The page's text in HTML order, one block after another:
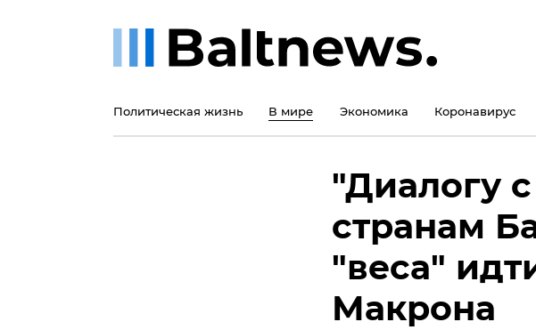
Политическая жизнь В мире Экономика Коронавирус
"Диалогу
странам
"веса"
Макрона